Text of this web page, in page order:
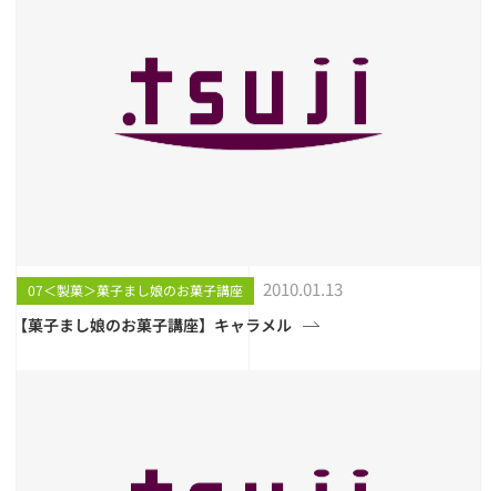
07＜製菓＞菓子まし娘のお菓子講座 2010.01.13
【菓子まし娘のお菓子講座】キャラメル